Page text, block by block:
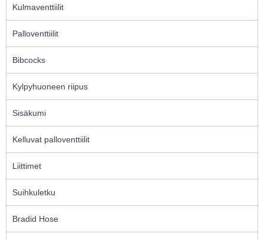
Kulmaventtiilit
Palloventtiilit
Bibcocks
Kylpyhuoneen riipus
Sisäkumi
Kelluvat palloventtiilit
Liittimet
Suihkuletku
Bradid Hose